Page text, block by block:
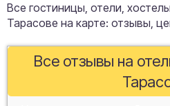
Все гостиницы, отели,
Тарасове на карте: отзывы,
Все отзывы на